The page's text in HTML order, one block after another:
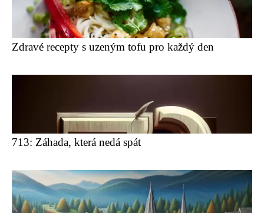
Zdravé recepty s uzeným tofu pro každý den
713: Záhada, která nedá spát